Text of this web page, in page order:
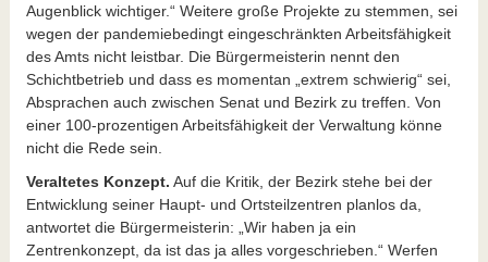
Augenblick wichtiger.“ Weitere große Projekte zu stemmen, sei
wegen der pandemiebedingt eingeschränkten Arbeitsfähigkeit
des Amts nicht leistbar. Die Bürgermeisterin nennt den
Schichtbetrieb und dass es momentan „extrem schwierig“ sei,
Absprachen auch zwischen Senat und Bezirk zu treffen. Von
einer 100-prozentigen Arbeitsfähigkeit der Verwaltung könne
nicht die Rede sein.
Veraltetes Konzept. Auf die Kritik, der Bezirk stehe bei der
Entwicklung seiner Haupt- und Ortsteilzentren planlos da,
antwortet die Bürgermeisterin: „Wir haben ja ein
Zentrenkonzept, da ist das ja alles vorgeschrieben.“ Werfen